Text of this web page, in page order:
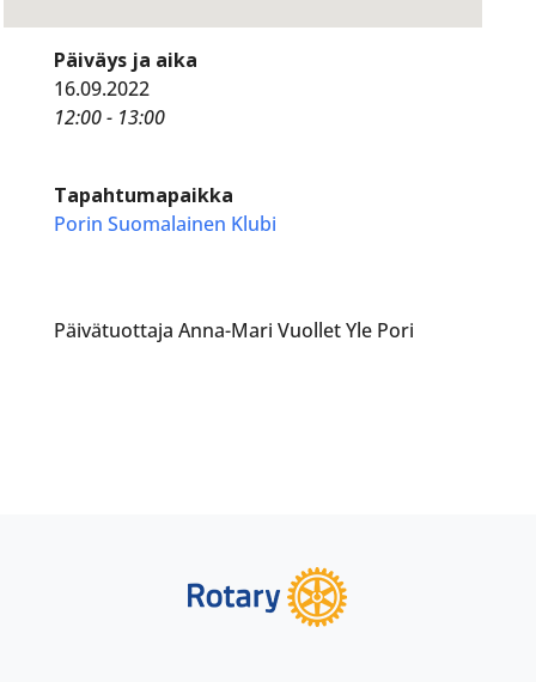
Päiväys ja aika
16.09.2022
12:00 - 13:00
Tapahtumapaikka
Porin Suomalainen Klubi
Päivätuottaja Anna-Mari Vuollet Yle Pori